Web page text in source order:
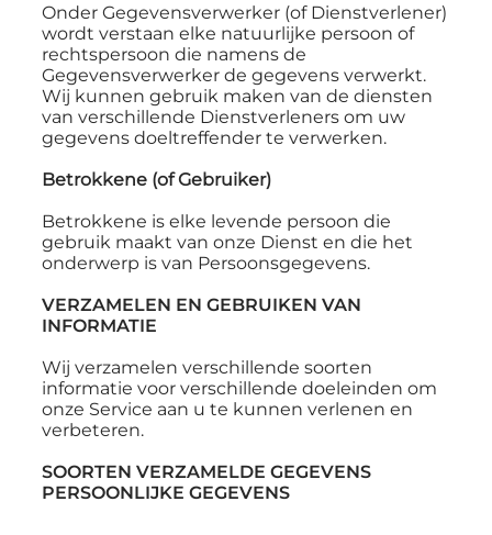
Onder Gegevensverwerker (of Dienstverlener)
wordt verstaan elke natuurlijke persoon of
rechtspersoon die namens de
Gegevensverwerker de gegevens verwerkt.
Wij kunnen gebruik maken van de diensten
van verschillende Dienstverleners om uw
gegevens doeltreffender te verwerken.
Betrokkene (of Gebruiker)
Betrokkene is elke levende persoon die
gebruik maakt van onze Dienst en die het
onderwerp is van Persoonsgegevens.
VERZAMELEN EN GEBRUIKEN VAN
INFORMATIE
Wij verzamelen verschillende soorten
informatie voor verschillende doeleinden om
onze Service aan u te kunnen verlenen en
verbeteren.
SOORTEN VERZAMELDE GEGEVENS
PERSOONLIJKE GEGEVENS